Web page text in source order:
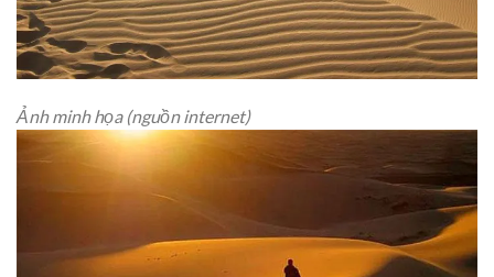
Ảnh minh họa (nguồn internet)